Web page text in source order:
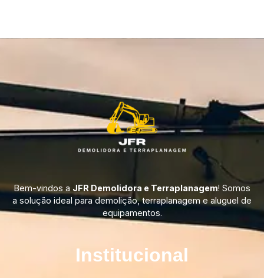
Bem-vindos a JFR Demolidora e Terraplanagem! Somos
a solução ideal para demolição, terraplanagem e aluguel de
equipamentos.
Institucional​